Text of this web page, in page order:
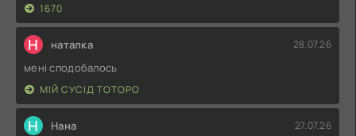
1670
Н наталка 28.07.26
мені сподобалось
МІЙ СУСІД ТОТОРО
Н Нана 27.07.26